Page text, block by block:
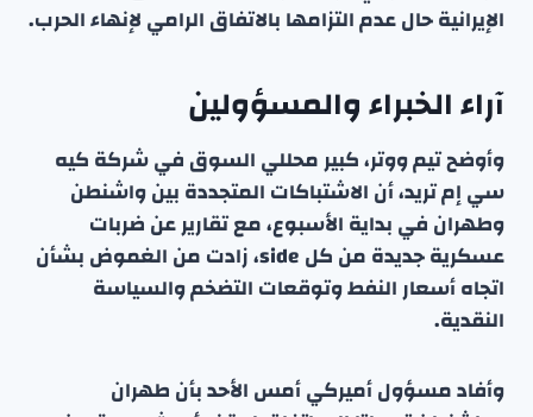
الإيرانية حال عدم التزامها بالاتفاق الرامي لإنهاء الحرب.
آراء الخبراء والمسؤولين
وأوضح تيم ووتر، كبير محللي السوق في شركة كيه
سي إم تريد، أن الاشتباكات المتجددة بين واشنطن
وطهران في بداية الأسبوع، مع تقارير عن ضربات
عسكرية جديدة من كل side، زادت من الغموض بشأن
اتجاه أسعار النفط وتوقعات التضخم والسياسة
النقدية.
وأفاد مسؤول أميركي أمس الأحد بأن طهران